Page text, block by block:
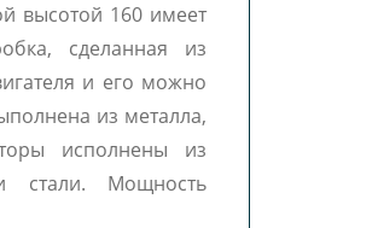
высотой 160 имеет
сделанная из
можно
из металла,
исполнены из
стали. Мощность